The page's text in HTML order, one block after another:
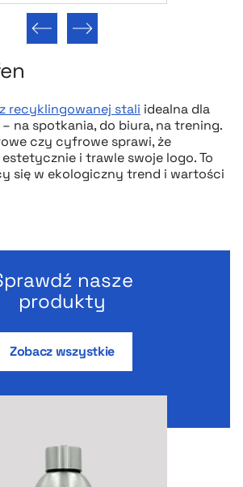
slajd
Następny slajd
recyklingowanej stali idealna dla
na spotkania, do biura, na trening.
czy cyfrowe sprawi, że
i trawle swoje logo. To
się w ekologiczny trend i wartości
nasze
produkty
Zobacz wszystkie